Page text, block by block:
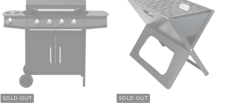
SOLD OUT SOLD OUT